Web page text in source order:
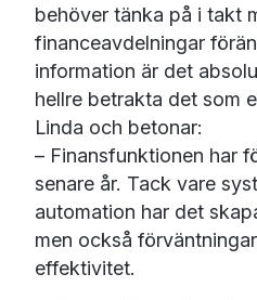
behöver tänka på i takt
financeavdelningar
information är det
hellre betrakta det som
Linda och betonar:
– Finansfunktionen har
senare år. Tack vare
automation har det
men också
effektivitet.